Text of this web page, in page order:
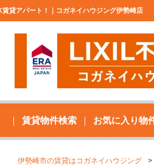
貸アパート！｜コガネイハウジング伊勢崎店
賃貸物件検索 お気に入り物
伊勢崎市の賃貸はコガネイハウジング